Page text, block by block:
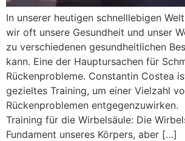
In unserer heutigen schnelllebigen
wir oft unsere Gesundheit und unser
zu verschiedenen gesundheitlichen
kann. Eine der Hauptursachen für
Rückenprobleme. Constantin Costea
gezieltes Training, um einer Vielzahl
Rückenproblemen entgegenzuwirken.
Training für die Wirbelsäule: Die
Fundament unseres Körpers, aber […]